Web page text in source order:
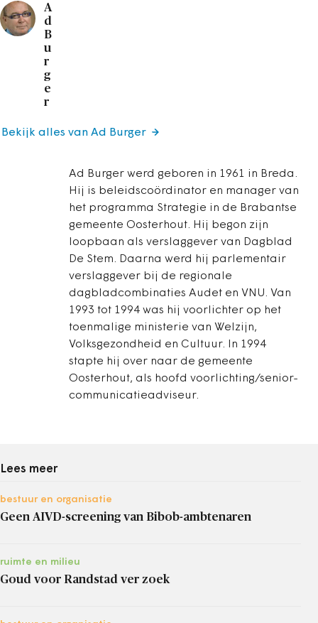
A
d
B
u
r
g
e
r
Ad Burger werd geboren in 1961 in Breda.
Hij is beleidscoördinator en manager van
het programma Strategie in de Brabantse
gemeente Oosterhout. Hij begon zijn
loopbaan als verslaggever van Dagblad
De Stem. Daarna werd hij parlementair
verslaggever bij de regionale
dagbladcombinaties Audet en VNU. Van
1993 tot 1994 was hij voorlichter op het
toenmalige ministerie van Welzijn,
Volksgezondheid en Cultuur. In 1994
stapte hij over naar de gemeente
Oosterhout, als hoofd voorlichting/senior-
communicatieadviseur.
Bekijk alles van Ad Burger
Lees meer
bestuur en organisatie
Geen AIVD-screening van Bibob-ambtenaren
ruimte en milieu
Goud voor Randstad ver zoek